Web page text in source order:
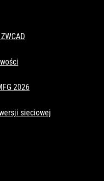
2026
sieciowej